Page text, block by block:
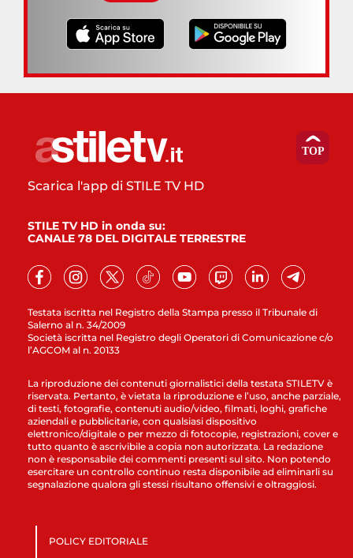
Testata iscritta nel Registro della Stampa presso il Tribunale di
Salerno al n. 34/2009
Società iscritta nel Registro degli Operatori di Comunicazione c/o
l’AGCOM al n. 20133
Scarica l'app di STILE TV HD
STILE TV HD in onda su:
CANALE 78 DEL DIGITALE TERRESTRE
La riproduzione dei contenuti giornalistici della testata STILETV è
riservata. Pertanto, è vietata la riproduzione e l’uso, anche parziale,
di testi, fotografie, contenuti audio/video, filmati, loghi, grafiche
aziendali e pubblicitarie, con qualsiasi dispositivo
elettronico/digitale o per mezzo di fotocopie, registrazioni, cover e
tutto quanto è ascrivibile a copia non autorizzata. La redazione
non è responsabile dei commenti presenti sul sito. Non potendo
esercitare un controllo continuo resta disponibile ad eliminarli su
segnalazione qualora gli stessi risultano offensivi e oltraggiosi.
POLICY EDITORIALE